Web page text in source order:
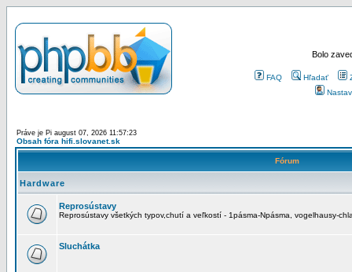
Bolo
FAQ Hľadať
Práve je Pi august 07, 2026 11:57:23
Obsah fóra hifi.slovanet.sk
Fórum
Hardware
Reprosústavy
Reprosústavy všetkých typov,chutí a veľkostí - 1pásma-Npásma, vogelhausy-
Sluchátka